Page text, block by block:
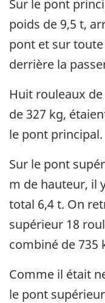
Sur le pont
poids de 9,5 t,
pont et sur
derrière la
Huit rouleaux
de 327 kg,
le pont principal.
Sur le pont
m de hauteur, il
total 6,4 t. On
supérieur 18
combiné de 735
Comme il était
le pont